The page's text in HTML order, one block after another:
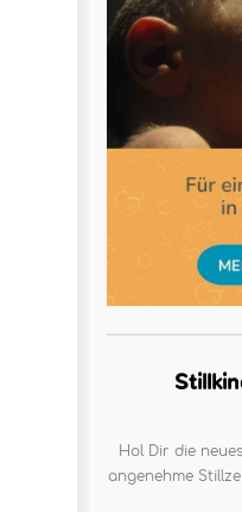
Hol Dir die
angenehme